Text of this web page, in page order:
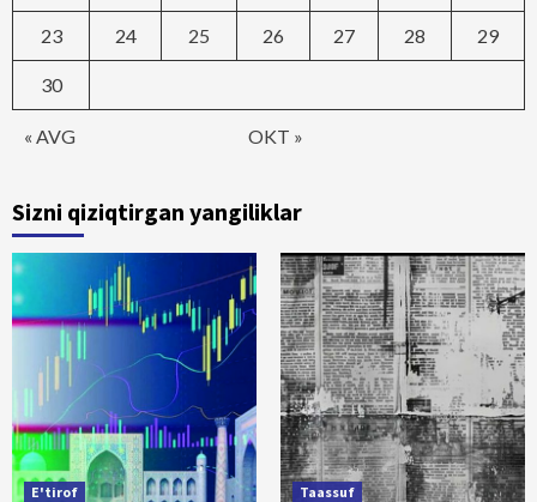
« AVG OKT »
23 24 25 26 27 28 29
30
Sizni qiziqtirgan yangiliklar
E'tirof Taassuf